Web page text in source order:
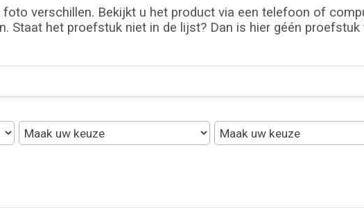
foto verschillen. Bekijkt u het product via een telefoon of
Staat het proefstuk niet in de lijst? Dan is hier géén proefstuk